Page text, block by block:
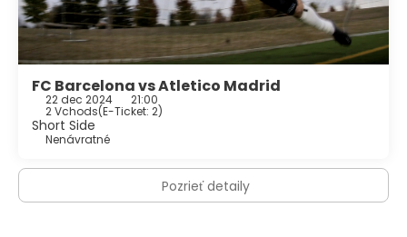
FC Barcelona vs Atletico Madrid
22 dec 2024 21:00
2 Vchods(E-Ticket: 2)
Short Side
Nenávratné
Pozrieť detaily